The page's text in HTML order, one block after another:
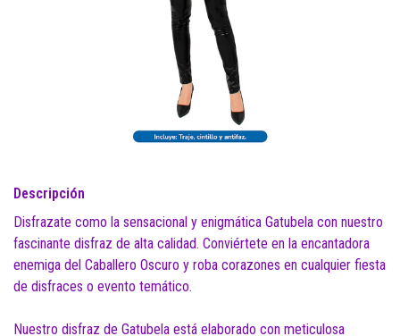
Descripción
Disfrazate como la sensacional y enigmática Gatubela con nuestro
fascinante disfraz de alta calidad. Conviértete en la encantadora
enemiga del Caballero Oscuro y roba corazones en cualquier fiesta
de disfraces o evento temático.
Nuestro disfraz de Gatubela está elaborado con meticulosa